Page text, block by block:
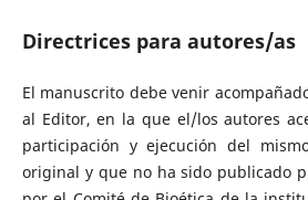
Directrices para autores/as
El manuscrito debe venir
al Editor, en la que el/los autores
participación y ejecución del
original y que no ha sido publicado